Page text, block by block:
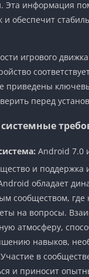
Эта информация
обеспечит
игрового
приведены
перед
Android 7.0
и поддержка
обладает
сообществом,
на вопросы.
атмосферу,
навыков,
в
и приносит